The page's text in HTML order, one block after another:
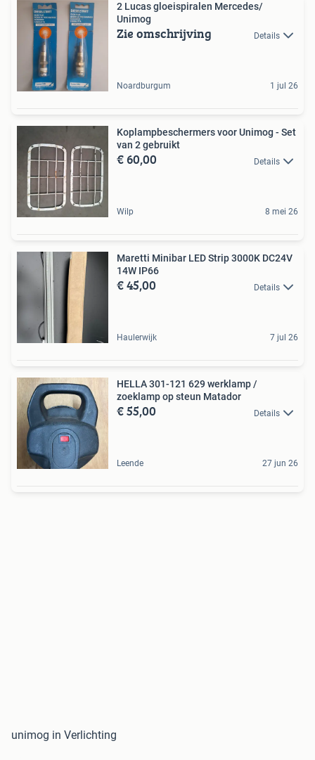
2 Lucas gloeispiralen Mercedes/
Unimog
Zie omschrijving Details
Noardburgum 1 jul 26
Koplampbeschermers voor Unimog - Set
van 2 gebruikt
€ 60,00 Details
Wilp 8 mei 26
Maretti Minibar LED Strip 3000K DC24V
14W IP66
€ 45,00 Details
Haulerwijk 7 jul 26
HELLA 301-121 629 werklamp /
zoeklamp op steun Matador
€ 55,00 Details
Leende 27 jun 26
unimog in Verlichting